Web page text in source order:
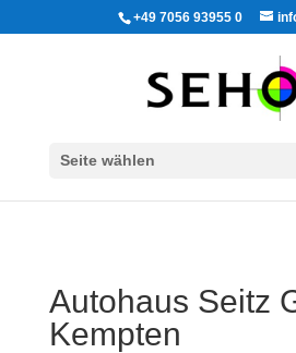
+49 7056 93955 0
Seite wählen
Autohaus Seitz
Kempten